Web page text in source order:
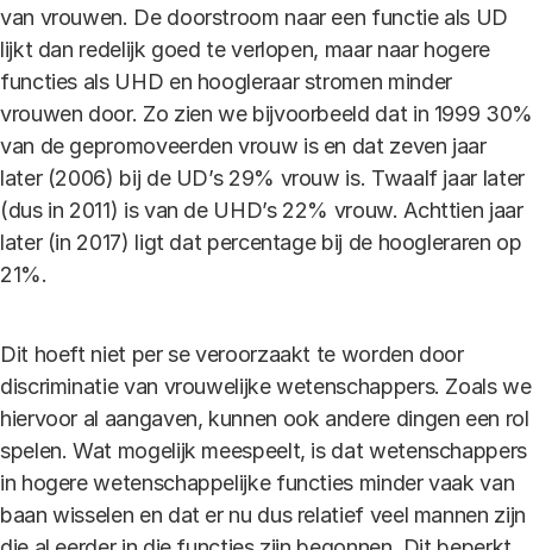
van vrouwen. De doorstroom naar een functie als UD
lijkt dan redelijk goed te verlopen, maar naar hogere
functies als UHD en hoogleraar stromen minder
vrouwen door. Zo zien we bijvoorbeeld dat in 1999 30%
van de gepromoveerden vrouw is en dat zeven jaar
later (2006) bij de UD’s 29% vrouw is. Twaalf jaar later
(dus in 2011) is van de UHD’s 22% vrouw. Achttien jaar
later (in 2017) ligt dat percentage bij de hoogleraren op
21%.
Dit hoeft niet per se veroorzaakt te worden door
discriminatie van vrouwelijke wetenschappers. Zoals we
hiervoor al aangaven, kunnen ook andere dingen een rol
spelen. Wat mogelijk meespeelt, is dat wetenschappers
in hogere wetenschappelijke functies minder vaak van
baan wisselen en dat er nu dus relatief veel mannen zijn